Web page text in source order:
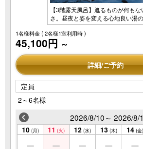
【3階露天風呂】遮るものが何もな
さ。昼夜と姿を変える心地良い湯の
1名様料金( 2名様1室利用時 )
45,100円 ～
詳細/ご予約
定員
2～6名様
2026/8/10～ 2026/8/
10 (月) 11 (火) 12 (水) 13 (木) 14 (金)